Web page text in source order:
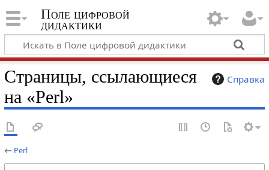
Поле цифровой
дидактики
Справка
Страницы, ссылающиеся
на «Perl»
← Perl